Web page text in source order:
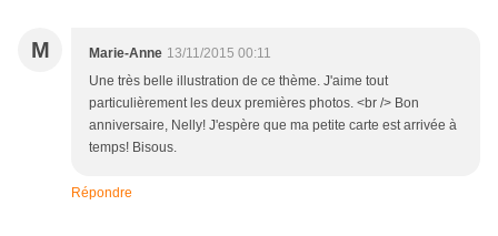
M Marie-Anne 13/11/2015 00:11
Une très belle illustration de ce thème. J'aime tout
particulièrement les deux premières photos. <br /> Bon
anniversaire, Nelly! J'espère que ma petite carte est arrivée à
temps! Bisous.
Répondre